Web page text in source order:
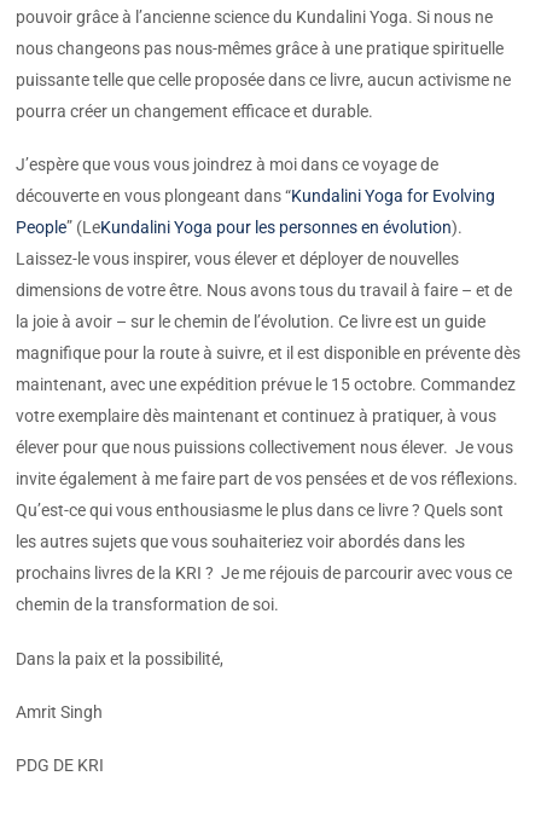
pouvoir grâce à l’ancienne science du Kundalini Yoga. Si nous ne
nous changeons pas nous-mêmes grâce à une pratique spirituelle
puissante telle que celle proposée dans ce livre, aucun activisme ne
pourra créer un changement efficace et durable.
J’espère que vous vous joindrez à moi dans ce voyage de
découverte en vous plongeant dans “Kundalini Yoga for Evolving
People” (LeKundalini Yoga pour les personnes en évolution).
Laissez-le vous inspirer, vous élever et déployer de nouvelles
dimensions de votre être. Nous avons tous du travail à faire – et de
la joie à avoir – sur le chemin de l’évolution. Ce livre est un guide
magnifique pour la route à suivre, et il est disponible en prévente dès
maintenant, avec une expédition prévue le 15 octobre. Commandez
votre exemplaire dès maintenant et continuez à pratiquer, à vous
élever pour que nous puissions collectivement nous élever. Je vous
invite également à me faire part de vos pensées et de vos réflexions.
Qu’est-ce qui vous enthousiasme le plus dans ce livre ? Quels sont
les autres sujets que vous souhaiteriez voir abordés dans les
prochains livres de la KRI ? Je me réjouis de parcourir avec vous ce
chemin de la transformation de soi.
Dans la paix et la possibilité,
Amrit Singh
PDG DE KRI